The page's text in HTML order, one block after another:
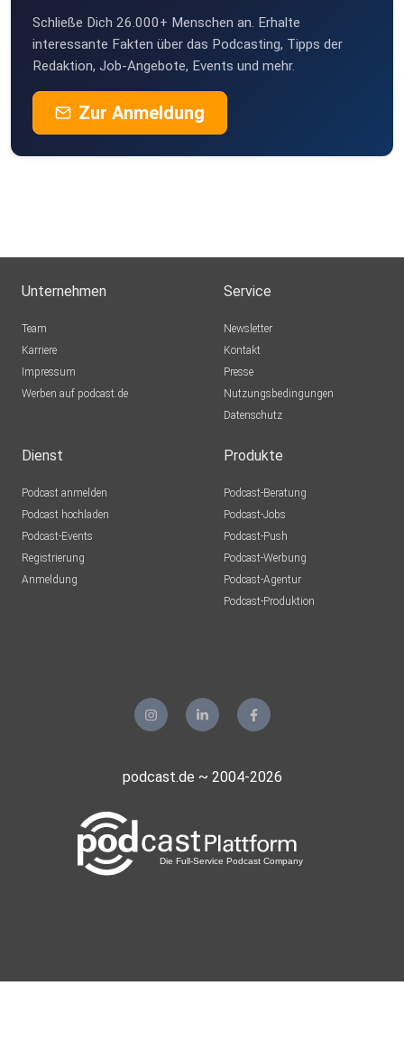
Schließe Dich 26.000+ Menschen an. Erhalte
interessante Fakten über das Podcasting, Tipps der
Redaktion, Job-Angebote, Events und mehr.
Zur Anmeldung
Unternehmen
Team
Karriere
Impressum
Werben auf podcast.de
Service
Newsletter
Kontakt
Presse
Nutzungsbedingungen
Datenschutz
Dienst
Podcast anmelden
Podcast hochladen
Podcast-Events
Registrierung
Anmeldung
Produkte
Podcast-Beratung
Podcast-Jobs
Podcast-Push
Podcast-Werbung
Podcast-Agentur
Podcast-Produktion
podcast.de ~ 2004-2026